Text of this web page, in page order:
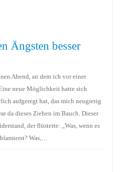
Ängsten besser
Abend, an dem ich vor einer
neue Möglichkeit hatte sich
aufgeregt hat, das mich neugierig
da dieses Ziehen im Bauch. Dieser
der flüsterte: „Was, wenn es
Was,…